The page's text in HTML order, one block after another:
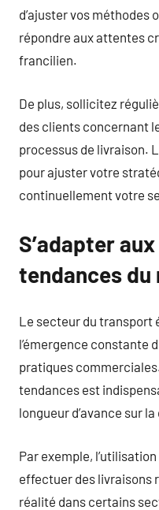
d’ajuster vos méthodes
répondre aux attentes
francilien.
De plus, sollicitez
des clients concernant
processus de livraison.
pour ajuster votre
continuellement votre
S’adapter
tendances du
Le secteur du transport
l’émergence constante
pratiques
tendances est
longueur d’avance sur
Par exemple,
effectuer des livraisons
réalité dans certains